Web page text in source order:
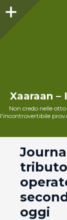
Xaaraan
Non credo nelle
l'incontrovertibile
oggi